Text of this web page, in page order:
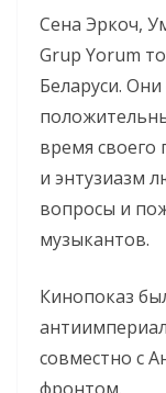
Сена Эркоч,
Grup Yorum
Беларуси.
время
и энтузиазм
вопросы и
музыкантов.
Кинопоказ
совместно с
фронтом.